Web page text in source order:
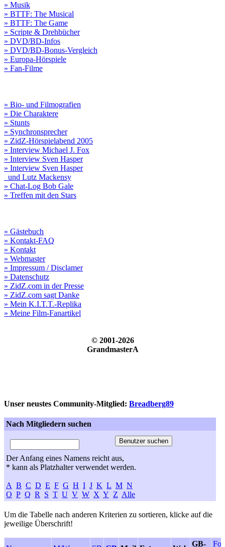
» Musik
» BTTF: The Musical
» BTTF: The Game
» Scripte & Drehbücher
» DVD/BD-Infos
» DVD/BD-Bonus-Vergleich
» Europa-Hörspiele
» Fan-Filme
» Bio- und Filmografien
» Die Charaktere
» Stunts
» Synchronsprecher
» ZidZ-Hörspielabend 2005
» Interview Michael J. Fox
» Interview Sven Hasper
» Interview Sven Hasper
und Lutz Mackensy
» Chat-Log Bob Gale
» Treffen mit den Stars
» Gästebuch
» Kontakt-FAQ
» Kontakt
» Webmaster
» Impressum / Disclamer
» Datenschutz
» ZidZ.com in der Presse
» ZidZ.com sagt Danke
» Mein K.I.T.T.-Replika
» Meine Film-Fanartikel
© 2001-2026
GrandmasterA
Unser neustes Community-Mitglied: Breadberg89
Nach Mitgliedern suchen
Der Anfang eines Namens reicht aus,
* kann als Platzhalter verwendet werden.
A B C D E F G H I J K L M N
O P Q R S T U V W X Y Z Alle
Um die Tabelle nach anderen Kriterien zu sortieren, klicke auf die
jeweilige Überschrift!
GB-